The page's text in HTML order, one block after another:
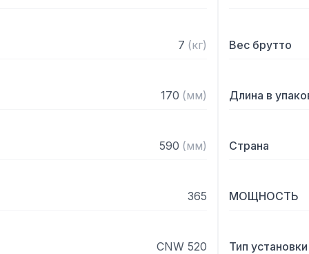
7 (кг) Вес брутто
170 (мм) Длина в
590 (мм) Страна
365 МОЩНОСТЬ
CNW 520 Тип установки